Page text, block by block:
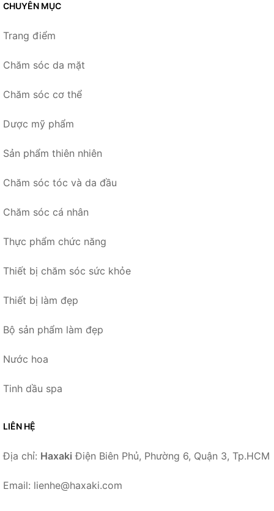
CHUYÊN MỤC
Trang điểm
Chăm sóc da mặt
Chăm sóc cơ thể
Dược mỹ phẩm
Sản phẩm thiên nhiên
Chăm sóc tóc và da đầu
Chăm sóc cá nhân
Thực phẩm chức năng
Thiết bị chăm sóc sức khỏe
Thiết bị làm đẹp
Bộ sản phẩm làm đẹp
Nước hoa
Tinh dầu spa
LIÊN HỆ
Địa chỉ: Haxaki Điện Biên Phủ, Phường 6, Quận 3, Tp.HCM
Email: lienhe@haxaki.com